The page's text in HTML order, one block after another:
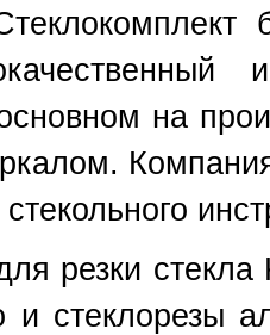
на
резки стекла
и стеклорезы